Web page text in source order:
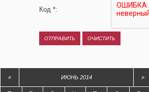
Код *:
« ИЮНЬ 2014 »